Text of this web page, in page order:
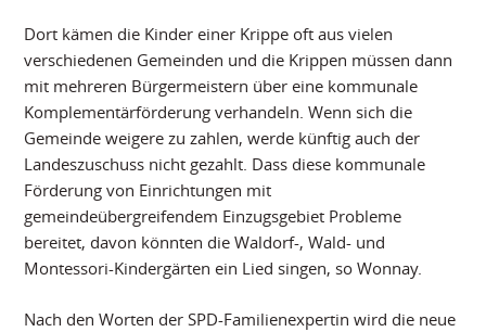
Dort kämen die Kinder einer Krippe oft aus vielen
verschiedenen Gemeinden und die Krippen müssen dann
mit mehreren Bürgermeistern über eine kommunale
Komplementärförderung verhandeln. Wenn sich die
Gemeinde weigere zu zahlen, werde künftig auch der
Landeszuschuss nicht gezahlt. Dass diese kommunale
Förderung von Einrichtungen mit
gemeindeübergreifendem Einzugsgebiet Probleme
bereitet, davon könnten die Waldorf-, Wald- und
Montessori-Kindergärten ein Lied singen, so Wonnay.
Nach den Worten der SPD-Familienexpertin wird die neue